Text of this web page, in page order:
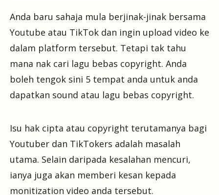
Anda baru sahaja mula berjinak-jinak bersama
Youtube atau TikTok dan ingin upload video ke
dalam platform tersebut. Tetapi tak tahu
mana nak cari lagu bebas copyright. Anda
boleh tengok sini 5 tempat anda untuk anda
dapatkan sound atau lagu bebas copyright.
Isu hak cipta atau copyright terutamanya bagi
Youtuber dan TikTokers adalah masalah
utama. Selain daripada kesalahan mencuri,
ianya juga akan memberi kesan kepada
monitization video anda tersebut.